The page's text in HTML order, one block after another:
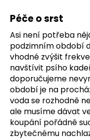
Péče o srst
Asi není potřeba
podzimním období
vhodné zvýšit
navštívit psího
doporučujeme
období je na
voda se rozhodně
ale musíme dávat
koupání pořádně
zbytečnému
u
j
e
m
e
PŘÍVĚŠEK
NA
KLÍČE
69
Kč